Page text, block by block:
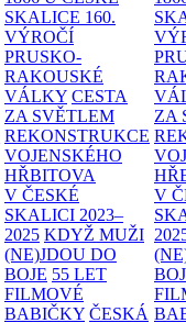
SKALICE 160.
VÝROČÍ
PRUSKO-
RAKOUSKÉ
VÁLKY CESTA
ZA SVĚTLEM
REKONSTRUKCE
VOJENSKÉHO
HŘBITOVA
V ČESKÉ
SKALICI 2023–
2025 KDYŽ MUŽI
(NE)JDOU DO
BOJE 55 LET
FILMOVÉ
BABIČKY ČESKÁ
ZA
V